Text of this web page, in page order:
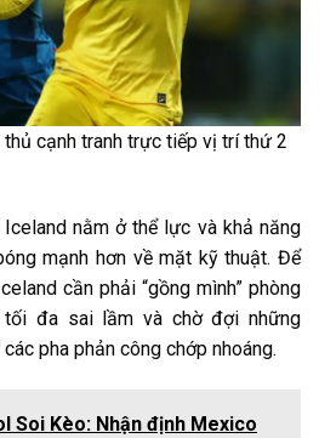
thủ cạnh tranh trực tiếp vị trí thứ 2
nằm ở thể lực và khả năng
mạnh hơn về mặt kỹ thuật. Để
cần phải “gồng mình” phòng
tối đa sai lầm và chờ đợi những
pha phản công chớp nhoáng.
Soi Kèo: Nhận định Mexico